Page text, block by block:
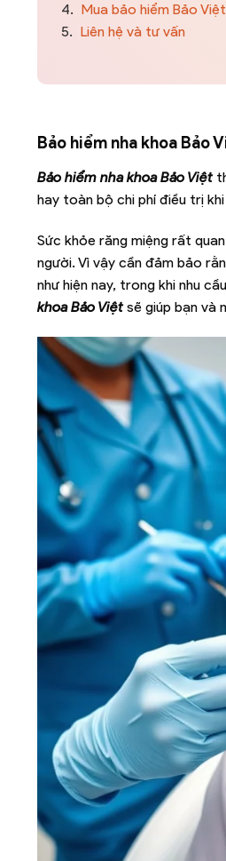
4. Mua bảo hiểm Bảo
5. Liên hệ và tư vấn
Bảo hiểm nha khoa Bảo
Bảo hiểm nha khoa Bảo Việt
hay toàn bộ chi phí điều trị
Sức khỏe răng miệng rất
người. Vì vậy cần đảm bảo
như hiện nay, trong khi nhu
khoa Bảo Việtsẽ giúp bạn và